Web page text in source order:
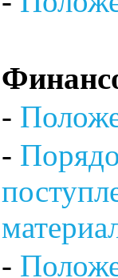
-
-
-